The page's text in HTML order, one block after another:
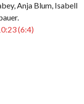
Anja Blum, Isabell
(6:4)